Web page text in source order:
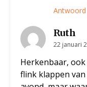
Antwoord
Ruth
22 januari
Herkenbaar,
flink klappen